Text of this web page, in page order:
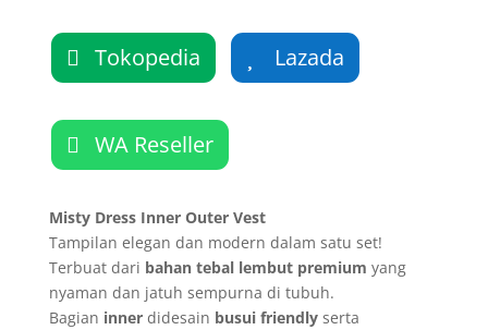
Tokopedia Lazada
WA Reseller
Misty Dress Inner Outer Vest
Tampilan elegan dan modern dalam satu set!
Terbuat dari bahan tebal lembut premium yang
nyaman dan jatuh sempurna di tubuh.
Bagian innerdidesain busui friendlyserta